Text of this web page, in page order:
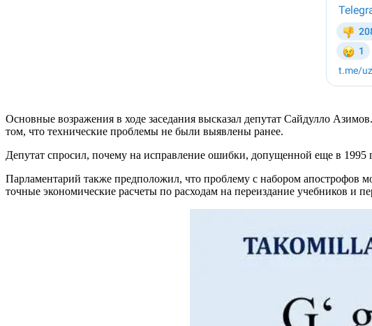
Основные возражения в ходе заседания высказал депутат Сайдулло
том, что технические проблемы не были выявлены ранее.
Депутат спросил, почему на исправление ошибки, допущенной еще в 1995
Парламентарий также предположил, что проблему с набором
точные экономические расчеты по расходам на переиздание учебников и